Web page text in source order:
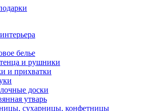
белье
и рушники
и прихватки
доски
утварь
сухарницы, конфетницы